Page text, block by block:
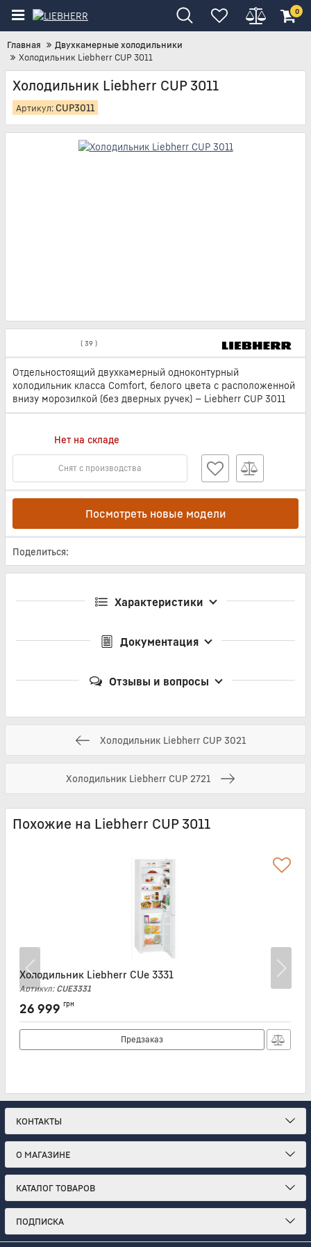
0
Главная
Двухкамерные холодильники
Холодильник Liebherr CUP 3011
Холодильник Liebherr CUP 3011
Артикул: CUP3011
( 39 )
Отдельностоящий двухкамерный одноконтурный
холодильник класса Comfort, белого цвета с расположенной
внизу морозилкой (без дверных ручек) — Liebherr CUP 3011
Нет на складе
Снят с производства
Посмотреть новые модели
Поделиться:
Характеристики
Документация
Отзывы и вопросы
Холодильник Liebherr CUP 3021
Холодильник Liebherr CUP 2721
Похожие на Liebherr CUP 3011
Холодильник Liebherr CUe 3331
Артикул: CUE3331
26 999 грн
Предзаказ
КОНТАКТЫ
О МАГАЗИНЕ
КАТАЛОГ ТОВАРОВ
ПОДПИСКА